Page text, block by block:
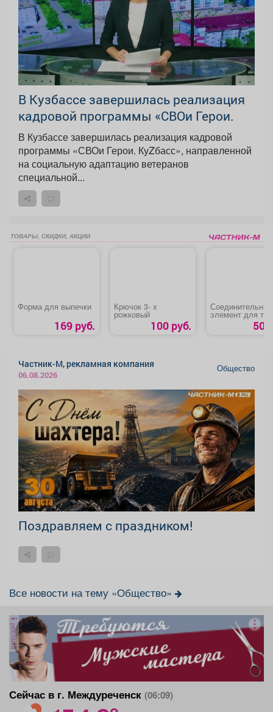
В Кузбассе завершилась реализация
кадровой программы «СВОи Герои.
В Кузбассе завершилась реализация кадровой
программы «СВОи Герои. КуZбасс», направленной
на социальную адаптацию ветеранов
специальной...
ТОВАРЫ, СКИДКИ, АКЦИИ
Форма для выпечки
169 руб.
Крючок 3- х
рожковый
100 руб.
Соединительный
элемент для
50
Частник-М, рекламная компания
06.08.2026
Общество
Поздравляем с праздником!
Все новости на тему «Общество»
реклама
Сейчас в г. Междуреченск (06:09)